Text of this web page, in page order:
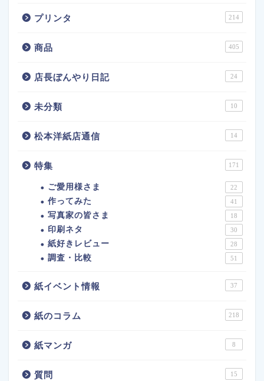
プリンタ 214
商品 405
店長ぼんやり日記 24
未分類 10
松本洋紙店通信 14
特集 171
ご愛用様さま 22
作ってみた 41
写真家の皆さま 18
印刷ネタ 30
紙好きレビュー 28
調査・比較 51
紙イベント情報 37
紙のコラム 218
紙マンガ 8
質問 15